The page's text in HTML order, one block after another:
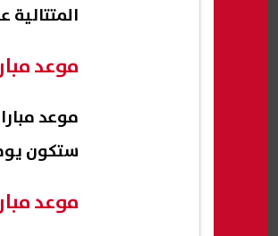
المتتالية
موعد
موعد مباراة
ستكون يوم السبت
موعد